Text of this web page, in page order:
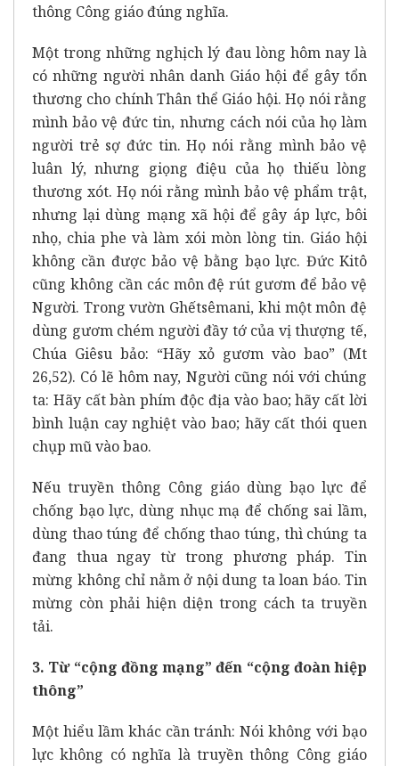
thông Công giáo đúng nghĩa.
Một trong những nghịch lý đau lòng hôm nay là
có những người nhân danh Giáo hội để gây tổn
thương cho chính Thân thể Giáo hội. Họ nói rằng
mình bảo vệ đức tin, nhưng cách nói của họ làm
người trẻ sợ đức tin. Họ nói rằng mình bảo vệ
luân lý, nhưng giọng điệu của họ thiếu lòng
thương xót. Họ nói rằng mình bảo vệ phẩm trật,
nhưng lại dùng mạng xã hội để gây áp lực, bôi
nhọ, chia phe và làm xói mòn lòng tin. Giáo hội
không cần được bảo vệ bằng bạo lực. Đức Kitô
cũng không cần các môn đệ rút gươm để bảo vệ
Người. Trong vườn Ghếtsêmani, khi một môn đệ
dùng gươm chém người đầy tớ của vị thượng tế,
Chúa Giêsu bảo: “Hãy xỏ gươm vào bao” (Mt
26,52). Có lẽ hôm nay, Người cũng nói với chúng
ta: Hãy cất bàn phím độc địa vào bao; hãy cất lời
bình luận cay nghiệt vào bao; hãy cất thói quen
chụp mũ vào bao.
Nếu truyền thông Công giáo dùng bạo lực để
chống bạo lực, dùng nhục mạ để chống sai lầm,
dùng thao túng để chống thao túng, thì chúng ta
đang thua ngay từ trong phương pháp. Tin
mừng không chỉ nằm ở nội dung ta loan báo. Tin
mừng còn phải hiện diện trong cách ta truyền
tải.
3. Từ “cộng đồng mạng” đến “cộng đoàn hiệp
thông”
Một hiểu lầm khác cần tránh: Nói không với bạo
lực không có nghĩa là truyền thông Công giáo